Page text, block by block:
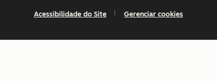
Acessibilidade do Site Gerenciar cookies